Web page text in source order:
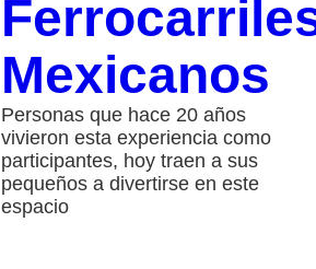
Mexicanos
Personas que hace 20 años
vivieron esta experiencia como
participantes, hoy traen a sus
pequeños a divertirse en este
espacio